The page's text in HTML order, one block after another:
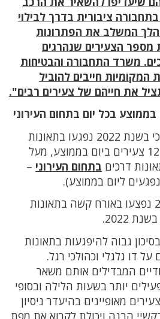
ציבורית בדרך לבילוי
המשלב את הפתרונות
מספר הצעירים שנהרגים
משרד התחבורה והבטיחות
המקומיות חייבים להוביל
את חייהם של צעירים רבים".
בכל יום בתחום העירוני
עוד עולה מן הנתונים כי בשנת 2022 נפגעו בתאונות
דרכים 4,274 צעירים -12 צעירים ביום בממוצע, מעל
דרכים בתחום העירוני –
20 צעירים נהרגו ו-294 נפצעו באורח קשה בתאונות
בשנת 2022.
גבוה להיפגעות בתאונות
דו גלגלי וכהולכי רגל.
המבדילים אותם משאר
יותר בשעות הלילה ובסופי
מאופיינים בהיעדר ניסיון
הבנה ויכולת לקרוא את מפת